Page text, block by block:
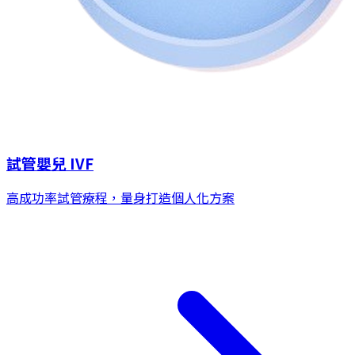
試管嬰兒 IVF
高成功率試管療程，量身打造個人化方案